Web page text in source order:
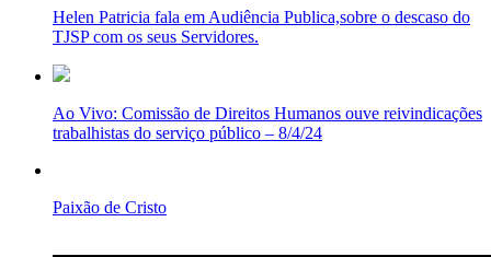
Helen Patricia fala em Audiência Publica,sobre o descaso do
TJSP com os seus Servidores.
Ao Vivo: Comissão de Direitos Humanos ouve reivindicações
trabalhistas do serviço público – 8/4/24
Paixão de Cristo